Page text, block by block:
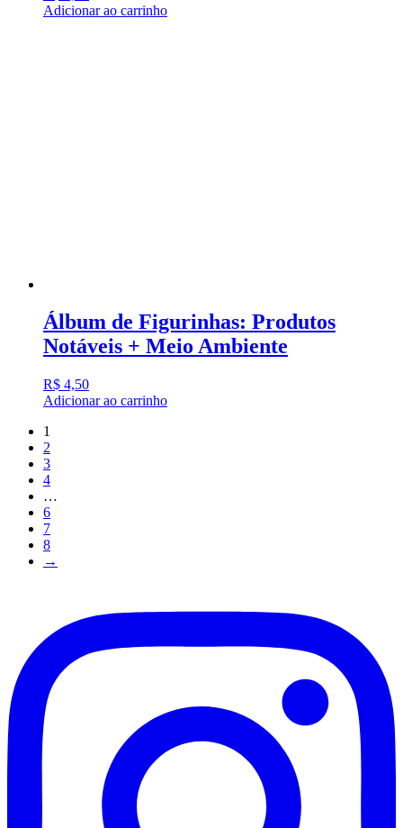
Adicionar ao carrinho
Álbum de Figurinhas: Produtos
Notáveis + Meio Ambiente
R$ 4,50
Adicionar ao carrinho
1
2
3
4
…
6
7
8
→